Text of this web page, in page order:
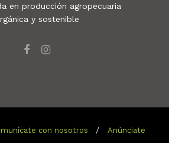
en producción agropecuaria
y sostenible
con nosotros Anúnciate